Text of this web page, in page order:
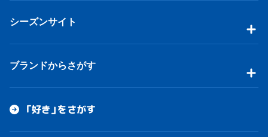
シーズンサイト
ブランドからさがす
「好き」をさがす